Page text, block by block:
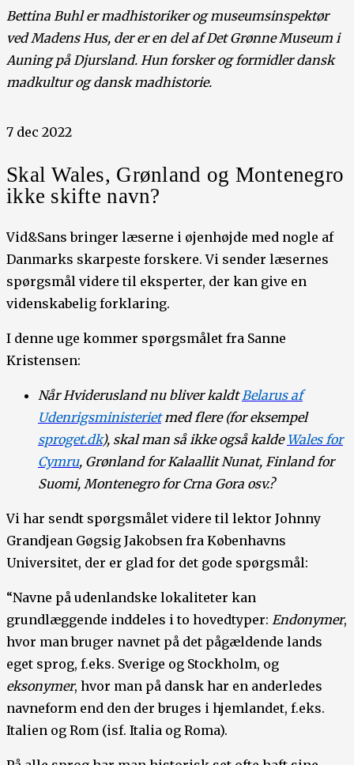
Bettina Buhl er madhistoriker og museumsinspektør
ved Madens Hus, der er en del af Det Grønne Museum i
Auning på Djursland. Hun forsker og formidler dansk
madkultur og dansk madhistorie.
7 dec 2022
Skal Wales, Grønland og Montenegro
ikke skifte navn?
Vid&Sans bringer læserne i øjenhøjde med nogle af
Danmarks skarpeste forskere. Vi sender læsernes
spørgsmål videre til eksperter, der kan give en
videnskabelig forklaring.
I denne uge kommer spørgsmålet fra Sanne
Kristensen:
Når Hviderusland nu bliver kaldt Belarus af
Udenrigsministerietmed flere (for eksempel
sproget.dk), skal man så ikke også kalde Wales for
Cymru, Grønland for Kalaallit Nunat, Finland for
Suomi, Montenegro for Crna Gora osv.?
Vi har sendt spørgsmålet videre til lektor Johnny
Grandjean Gøgsig Jakobsen fra Københavns
Universitet, der er glad for det gode spørgsmål:
“Navne på udenlandske lokaliteter kan
grundlæggende inddeles i to hovedtyper: Endonymer,
hvor man bruger navnet på det pågældende lands
eget sprog, f.eks. Sverige og Stockholm, og
eksonymer, hvor man på dansk har en anderledes
navneform end den der bruges i hjemlandet, f.eks.
Italien og Rom (isf. Italia og Roma).